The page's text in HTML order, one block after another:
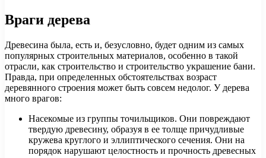
Враги дерева
Древесина была, есть и, безусловно, будет одним из самых
популярных строительных материалов, особенно в такой
отрасли, как строительство и строительство украшение бани.
Правда, при определенных обстоятельствах возраст
деревянного строения может быть совсем недолог. У дерева
много врагов:
Насекомые из группы точильщиков. Они повреждают
твердую древесину, образуя в ее толще причудливые
кружева круглого и эллиптического сечения. Они на
порядок нарушают целостность и прочность древесных